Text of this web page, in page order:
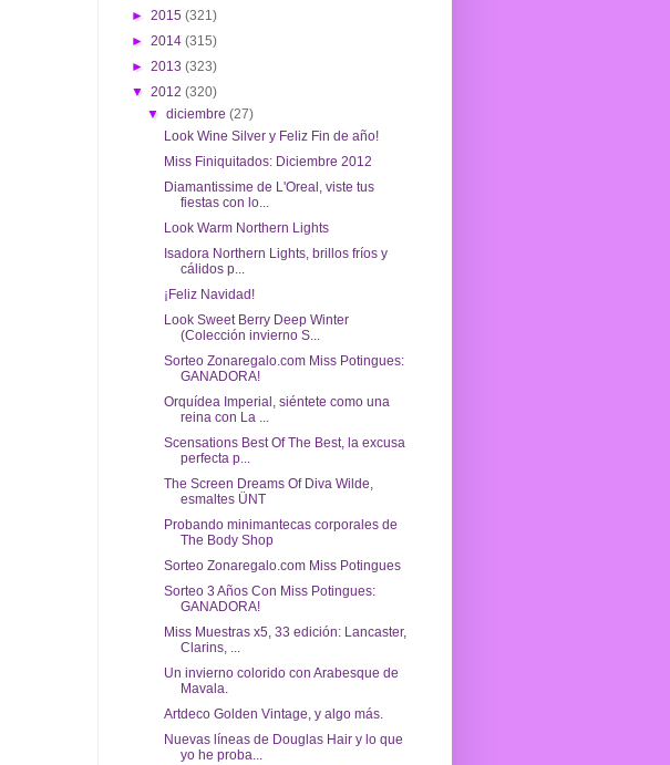
► 2015 (321)
► 2014 (315)
► 2013 (323)
▼ 2012 (320)
▼diciembre(27)
Look Wine Silver y Feliz Fin de año!
Miss Finiquitados: Diciembre 2012
Diamantissime de L'Oreal, viste tus
fiestas con lo...
Look Warm Northern Lights
Isadora Northern Lights, brillos fríos y
cálidos p...
¡Feliz Navidad!
Look Sweet Berry Deep Winter
(Colección invierno S...
Sorteo Zonaregalo.com Miss Potingues:
GANADORA!
Orquídea Imperial, siéntete como una
reina con La ...
Scensations Best Of The Best, la excusa
perfecta p...
The Screen Dreams Of Diva Wilde,
esmaltes ÜNT
Probando minimantecas corporales de
The Body Shop
Sorteo Zonaregalo.com Miss Potingues
Sorteo 3 Años Con Miss Potingues:
GANADORA!
Miss Muestras x5, 33 edición: Lancaster,
Clarins, ...
Un invierno colorido con Arabesque de
Mavala.
Artdeco Golden Vintage, y algo más.
Nuevas líneas de Douglas Hair y lo que
yo he proba...